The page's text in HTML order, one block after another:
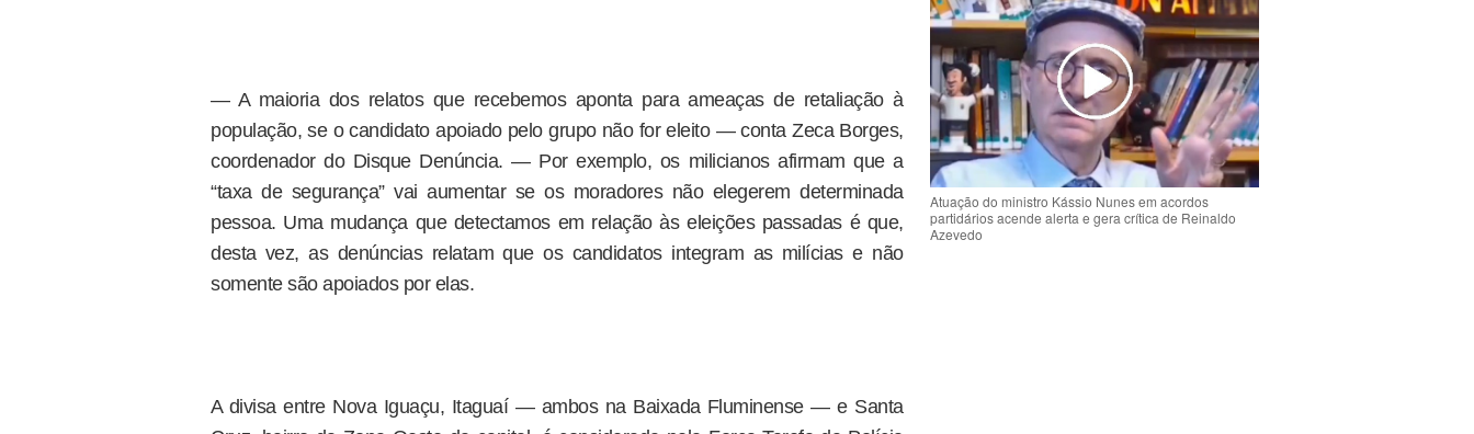
— A maioria dos relatos que recebemos aponta para ameaças de retaliação à
população, se o candidato apoiado pelo grupo não for eleito — conta Zeca Borges,
coordenador do Disque Denúncia. — Por exemplo, os milicianos afirmam que a
“taxa de segurança” vai aumentar se os moradores não elegerem determinada
pessoa. Uma mudança que detectamos em relação às eleições passadas é que,
desta vez, as denúncias relatam que os candidatos integram as milícias e não
somente são apoiados por elas.
A divisa entre Nova Iguaçu, Itaguaí — ambos na Baixada Fluminense — e Santa
Atuação do ministro Kássio Nunes em acordos
partidários acende alerta e gera crítica de Reinaldo
Azevedo